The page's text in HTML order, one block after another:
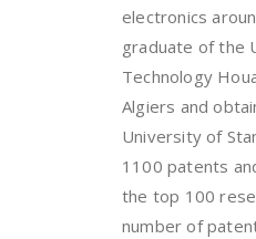
electronics
graduate of the
Technology
Algiers and
University of
1100 patents
the top 100
number of